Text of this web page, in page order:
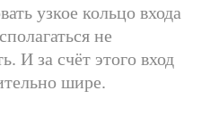
узкое кольцо входа
не
И за счёт этого вход
шире.